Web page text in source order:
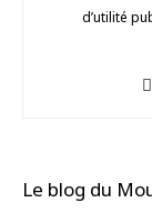
d’utilité
Le blog du